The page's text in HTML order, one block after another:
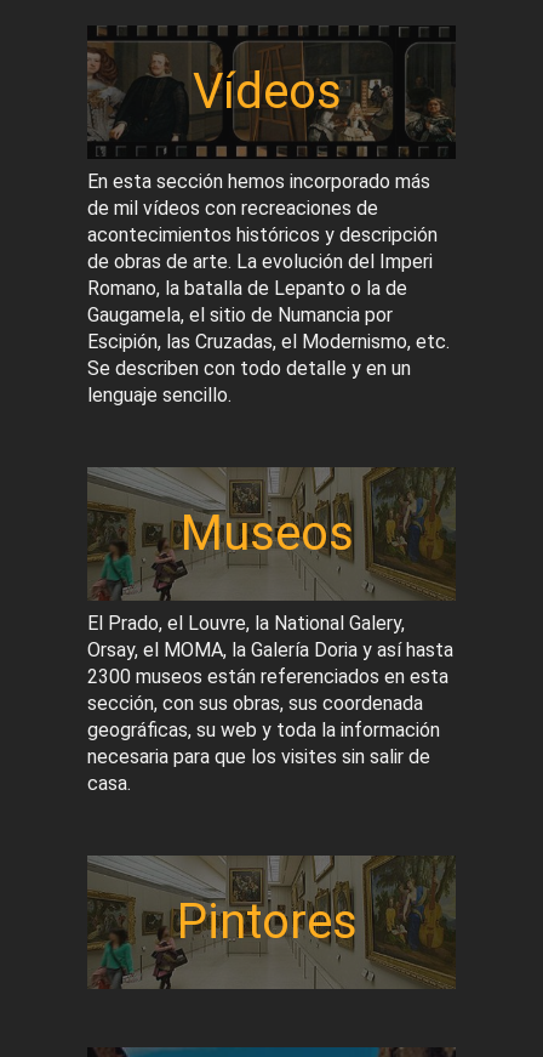
Vídeos
En esta sección hemos incorporado más
de mil vídeos con recreaciones de
acontecimientos históricos y descripción
de obras de arte. La evolución del Imperi
Romano, la batalla de Lepanto o la de
Gaugamela, el sitio de Numancia por
Escipión, las Cruzadas, el Modernismo, etc.
Se describen con todo detalle y en un
lenguaje sencillo.
Museos
El Prado, el Louvre, la National Galery,
Orsay, el MOMA, la Galería Doria y así hasta
2300 museos están referenciados en esta
sección, con sus obras, sus coordenada
geográficas, su web y toda la información
necesaria para que los visites sin salir de
casa.
Pintores